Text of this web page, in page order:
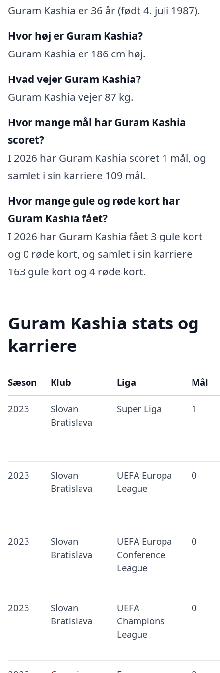
Guram Kashia er 36 år (født 4. juli 1987).
Hvor høj er Guram Kashia?
Guram Kashia er 186 cm høj.
Hvad vejer Guram Kashia?
Guram Kashia vejer 87 kg.
Hvor mange mål har Guram Kashia
scoret?
I 2026 har Guram Kashia scoret 1 mål, og
samlet i sin karriere 109 mål.
Hvor mange gule og røde kort har
Guram Kashia fået?
I 2026 har Guram Kashia fået 3 gule kort
og 0 røde kort, og samlet i sin karriere
163 gule kort og 4 røde kort.
Guram Kashia stats og
karriere
Sæson Klub Liga Mål
2023
Slovan
Bratislava
Super Liga 1
2023
Slovan
Bratislava
UEFA Europa
League
0
2023
Slovan
Bratislava
UEFA Europa
Conference
League
0
2023
Slovan
Bratislava
UEFA
Champions
League
0